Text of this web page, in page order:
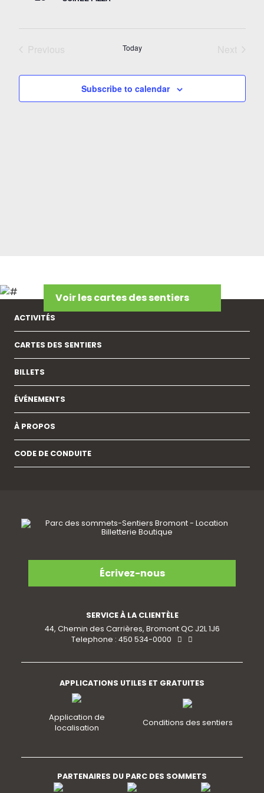
Previous
Today
Next
Subscribe to calendar
Voir les cartes des sentiers
ACTIVITÉS
CARTES DES SENTIERS
BILLETS
ÉVÉNEMENTS
À PROPOS
CODE DE CONDUITE
Écrivez-nous
SERVICE À LA CLIENTÈLE
44, Chemin des Carrières, Bromont QC J2L 1J6
Telephone : 450 534-0000
APPLICATIONS UTILES ET GRATUITES
Application de
localisation
Conditions des sentiers
PARTENAIRES DU PARC DES SOMMETS